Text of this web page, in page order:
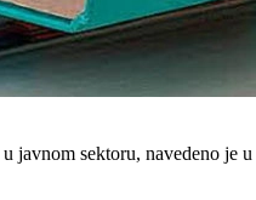
sektoru, navedeno je